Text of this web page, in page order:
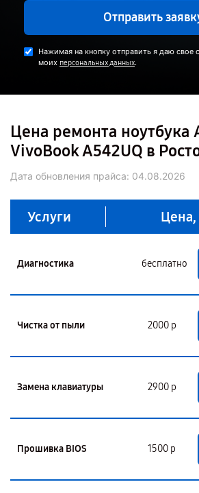
Отправить
Нажимая на кнопку отправить я даю свое
моих персональных данных.
Цена ремонта ноутбука
VivoBook A542UQ в
Дата обновления прайса: 04.08.2026
Услуги Цена,
Диагностика бесплатно
Чистка от пыли 2000 р
Замена клавиатуры 2900 р
Прошивка BIOS 1500 р